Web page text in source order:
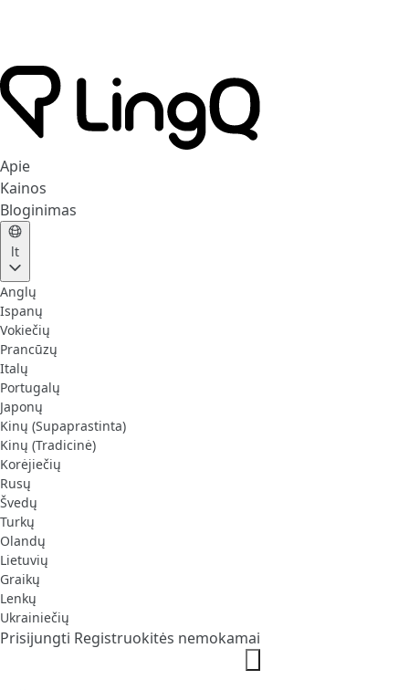
Apie
Kainos
Bloginimas
lt
Anglų
Ispanų
Vokiečių
Prancūzų
Italų
Portugalų
Japonų
Kinų (Supaprastinta)
Kinų (Tradicinė)
Korėjiečių
Rusų
Švedų
Turkų
Olandų
Lietuvių
Graikų
Lenkų
Ukrainiečių
Prisijungti Registruokitės nemokamai